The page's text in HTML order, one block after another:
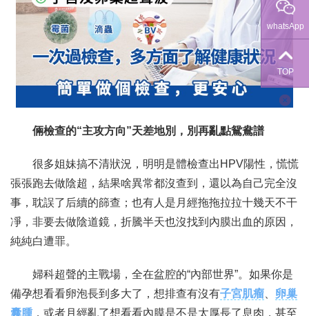
倆檢查的“主攻方向”天差地別，別再亂點鴛鴦譜
很多姐妹搞不清狀況，明明是體檢查出HPV陽性，慌慌
張張跑去做陰超，結果啥異常都沒查到，還以為自己完全沒
事，耽誤了后續的篩查；也有人是月經拖拖拉拉十幾天不干
凈，非要去做陰道鏡，折騰半天也沒找到內膜出血的原因，
純純白遭罪。
婦科超聲的主戰場，全在盆腔的“內部世界”。如果你是
備孕想看看卵泡長到多大了，想排查有沒有子宮肌瘤
卵巢
囊腫，或者月經亂了想看看內膜是不是太厚長了息肉，甚至
whatsApp
TOP